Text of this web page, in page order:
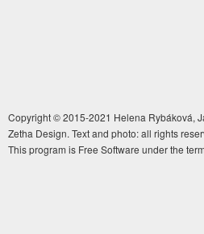
Copyright © 2015-2021 Helena Rybáková,
Zetha Design. Text and photo: all rights
This program is Free Software under the